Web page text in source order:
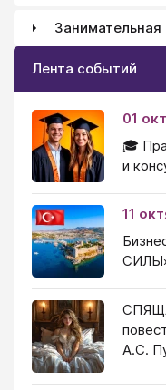
Занимательная
Лента событий
01
🎓
и
11
А.С.